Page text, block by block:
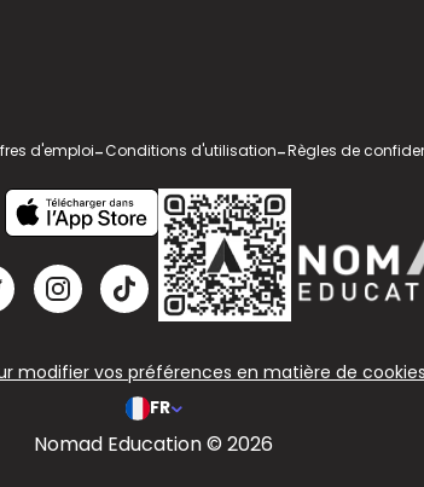
d'emploi-Conditions d'utilisation-Règles de
modifier vos préférences en matière de
FR
Nomad Education © 2026